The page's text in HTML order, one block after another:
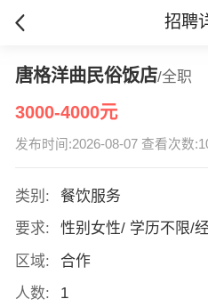
招聘
唐格洋曲民俗饭店/全职
3000-4000元
发布时间:2026-08-07 查看次数
类别:
餐饮服务
要求:
性别女性/ 学历不限/
区域:
合作
人数:
1